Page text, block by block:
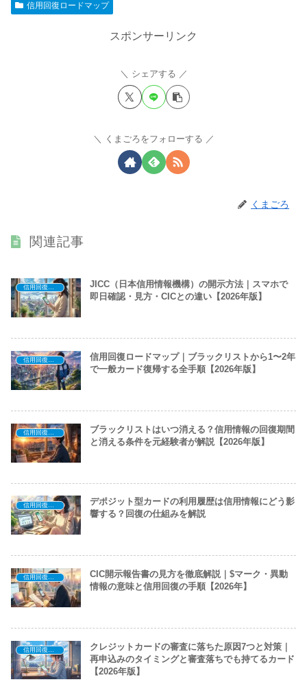
信用回復ロードマップ
スポンサーリンク
シェアする
くまごろをフォローする
くまごろ
関連記事
信用回復ロードマップ
JICC（日本信用情報機構）の開示方法｜スマホで
即日確認・見方・CICとの違い【2026年版】
信用回復ロードマップ
信用回復ロードマップ｜ブラックリストから1〜2年
で一般カード復帰する全手順【2026年版】
ブラックリストはいつ消える？信用情報の回復期間
と消える条件を元経験者が解説【2026年版】
デポジット型カードの利用履歴は信用情報にどう影
響する？回復の仕組みを解説
信用回復ロードマップ
CIC開示報告書の見方を徹底解説｜$マーク・異動
情報の意味と信用回復の手順【2026年】
クレジットカードの審査に落ちた原因7つと対策｜
再申込みのタイミングと審査落ちでも持てるカード
【2026年版】